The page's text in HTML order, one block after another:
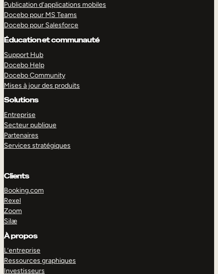
Publication d’applications mobiles
Docebo pour MS Teams
Docebo pour Salesforce
Éducation et communauté
Support Hub
Docebo Help
Docebo Community
Mises à jour des produits
Solutions
Entreprise
Secteur publique
Partenaires
Services stratégiques
Clients
Booking.com
Rexel
Zoom
Silæ
À propos
L’entreprise
Ressources graphiques
Investisseurs